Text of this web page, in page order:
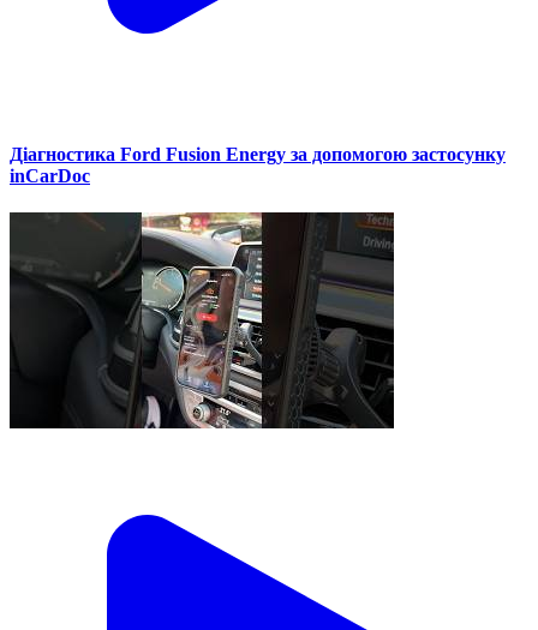
Діагностика Ford Fusion Energy за допомогою застосунку
inCarDoc